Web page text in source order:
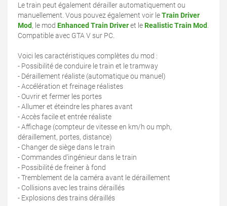
Le train peut également dérailler automatiquement ou
manuellement. Vous pouvez également voir leTrain Driver
Mod, le mod Enhanced Train Driveret leRealistic Train Mod.
Compatible avec GTA V sur PC.
Voici les caractéristiques complètes du mod :
- Possibilité de conduire le train et le tramway
- Déraillement réaliste (automatique ou manuel)
- Accélération et freinage réalistes
- Ouvrir et fermer les portes
- Allumer et éteindre les phares avant
- Accès facile et entrée réaliste
- Affichage (compteur de vitesse en km/h ou mph,
déraillement, portes, distance)
- Changer de siège dans le train
- Commandes d'ingénieur dans le train
- Possibilité de freiner à fond
- Tremblement de la caméra avant le déraillement
- Collisions avec les trains déraillés
- Explosions des trains déraillés